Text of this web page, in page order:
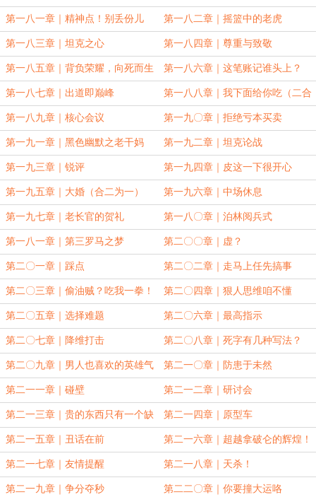
第一八一章｜精神点！别丢份儿 第一八二章｜摇篮中的老虎
第一八三章｜坦克之心 第一八四章｜尊重与致敬
第一八五章｜背负荣耀，向死而生 第一八六章｜这笔账记谁头上？
第一八七章｜出道即巅峰 第一八八章｜我下面给你吃（二合
一大章）
第一八九章｜核心会议 第一九〇章｜拒绝亏本买卖
第一九一章｜黑色幽默之老干妈 第一九二章｜坦克论战
第一九三章｜锐评 第一九四章｜皮这一下很开心
第一九五章｜大婚（合二为一） 第一九六章｜中场休息
第一九七章｜老长官的贺礼 第一八〇章｜泊林阅兵式
第一八一章｜第三罗马之梦 第二〇〇章｜虚？
第二〇一章｜踩点 第二〇二章｜走马上任先搞事
第二〇三章｜偷油贼？吃我一拳！ 第二〇四章｜狠人思维咱不懂
第二〇五章｜选择难题 第二〇六章｜最高指示
第二〇七章｜降维打击 第二〇八章｜死字有几种写法？
第二〇九章｜男人也喜欢的英雄气 第二一〇章｜防患于未然
第二一一章｜碰壁 第二一二章｜研讨会
第二一三章｜贵的东西只有一个缺
点
第二一四章｜原型车
第二一五章｜丑话在前 第二一六章｜超越拿破仑的辉煌！
第二一七章｜友情提醒 第二一八章｜天杀！
第二一九章｜争分夺秒 第二二〇章｜你要撞大运咯